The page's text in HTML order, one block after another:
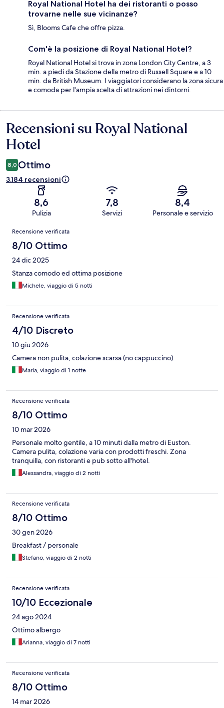
Royal National Hotel ha dei ristoranti o posso
trovarne nelle sue vicinanze?
Sì, Blooms Cafe che offre pizza.
Com'è la posizione di Royal National Hotel?
Royal National Hotel si trova in zona London City Centre, a 3
min. a piedi da Stazione della metro di Russell Square e a 10
min. da British Museum. I viaggiatori considerano la zona sicura
e comoda per l'ampia scelta di attrazioni nei dintorni.
Recensioni
Recensioni su Royal National
Hotel
8,0 Ottimo
3.184 recensioni
8,6
Pulizia
7,8
Servizi
8,4
Personale e servizio
Recensioni
Recensione verificata
8/10 Ottimo
24 dic 2025
Stanza comodo ed ottima posizione
Michele, viaggio di 5 notti
Recensione verificata
4/10 Discreto
10 giu 2026
Camera non pulita, colazione scarsa (no cappuccino).
Maria, viaggio di 1 notte
Recensione verificata
8/10 Ottimo
10 mar 2026
Personale molto gentile, a 10 minuti dalla metro di Euston.
Camera pulita, colazione varia con prodotti freschi. Zona
tranquilla, con ristoranti e pub sotto all'hotel.
Alessandra, viaggio di 2 notti
Recensione verificata
8/10 Ottimo
30 gen 2026
Breakfast / personale
Stefano, viaggio di 2 notti
Recensione verificata
10/10 Eccezionale
24 ago 2024
Ottimo albergo
Arianna, viaggio di 7 notti
Recensione verificata
8/10 Ottimo
14 mar 2026